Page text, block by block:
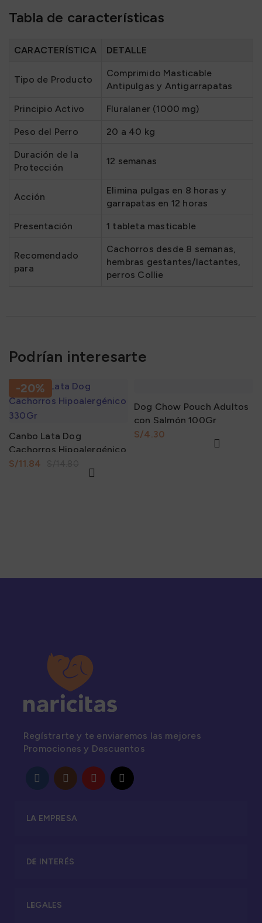
Tabla de características
CARACTERÍSTICA DETALLE
Tipo de Producto
Comprimido Masticable
Antipulgas y Antigarrapatas
Principio Activo Fluralaner (1000 mg)
Peso del Perro 20 a 40 kg
Duración de la
Protección
12 semanas
Acción
Elimina pulgas en 8 horas y
garrapatas en 12 horas
Presentación 1 tableta masticable
Recomendado
para
Cachorros desde 8 semanas,
hembras gestantes/lactantes,
perros Collie
Podrían interesarte
-20%
Canbo Lata Dog
Cachorros Hipoalergénico
330Gr
S/11.84
Dog Chow Pouch Adultos
con Salmón 100Gr
S/
Regístrarte y te enviaremos las mejores
Promociones y Descuentos
LA EMPRESA
DE INTERÉS
LEGALES